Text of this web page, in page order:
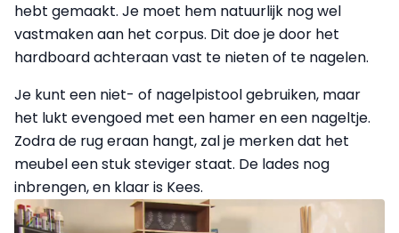
hebt gemaakt. Je moet hem natuurlijk nog wel
vastmaken aan het corpus. Dit doe je door het
hardboard achteraan vast te nieten of te nagelen.
Je kunt een niet- of nagelpistool gebruiken, maar
het lukt evengoed met een hamer en een nageltje.
Zodra de rug eraan hangt, zal je merken dat het
meubel een stuk steviger staat. De lades nog
inbrengen, en klaar is Kees.